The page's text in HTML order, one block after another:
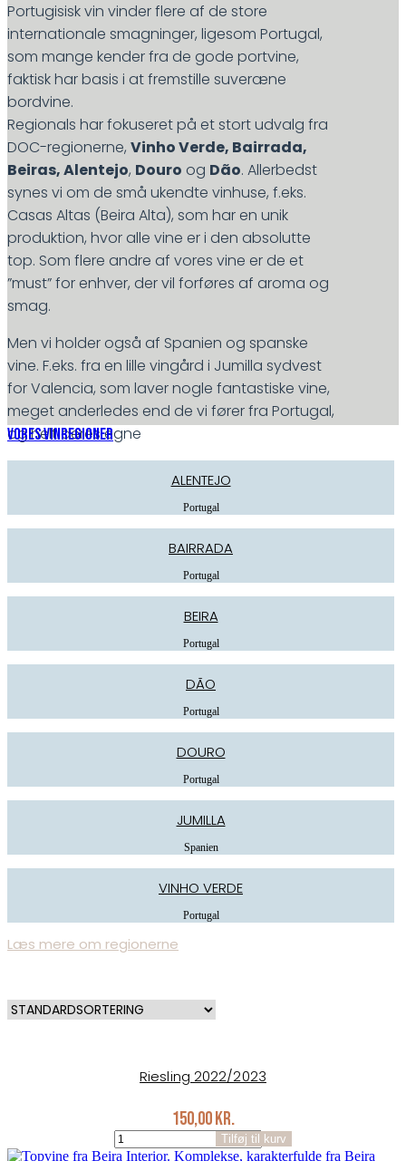
Portugisisk vin vinder flere af de store
internationale smagninger, ligesom Portugal,
som mange kender fra de gode portvine,
faktisk har basis i at fremstille suveræne
bordvine.
Regionals har fokuseret på et stort udvalg fra
DOC-regionerne, Vinho Verde, Bairrada,
Beiras, Alentejo, Douro og Dão. Allerbedst
synes vi om de små ukendte vinhuse, f.eks.
Casas Altas (Beira Alta), som har en unik
produktion, hvor alle vine er i den absolutte
top. Som flere andre af vores vine er de et
”must” for enhver, der vil forføres af aroma og
smag.
Men vi holder også af Spanien og spanske
vine. F.eks. fra en lille vingård i Jumilla sydvest
for Valencia, som laver nogle fantastiske vine,
meget anderledes end de vi fører fra Portugal,
og helt deres egne
VORES VINREGIONER
ALENTEJO
Portugal
BAIRRADA
Portugal
BEIRA
Portugal
DÃO
Portugal
DOURO
Portugal
JUMILLA
Spanien
VINHO VERDE
Portugal
Læs mere om regionerne
Riesling 2022/2023
150,00kr.
Riesling
2022/2023
Tilføj til kurv